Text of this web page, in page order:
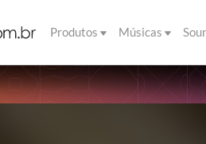
Produtos Músicas